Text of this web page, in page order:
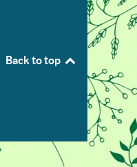
Back to top